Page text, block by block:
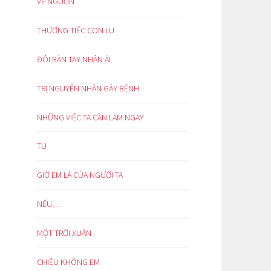
THƯƠNG TIẾC CON LU
ĐÔI BÀN TAY NHÂN ÁI
TRỊ NGUYÊN NHÂN GÂY BỆNH
NHỮNG VIỆC TA CẦN LÀM NGAY
TU
GIỜ EM LÀ CỦA NGƯỜI TA
NẾU…
MỘT TRỜI XUÂN
CHIỀU KHÔNG EM